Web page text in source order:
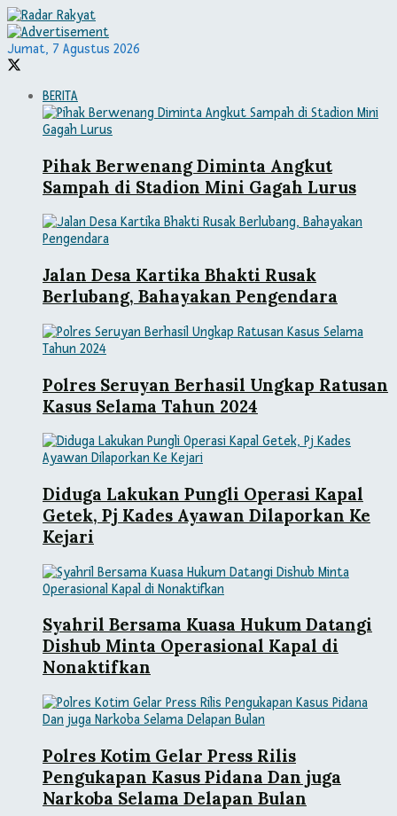
Jumat, 7 Agustus 2026
BERITA
Pihak Berwenang Diminta Angkut
Sampah di Stadion Mini Gagah Lurus
Jalan Desa Kartika Bhakti Rusak
Berlubang, Bahayakan Pengendara
Polres Seruyan Berhasil Ungkap Ratusan
Kasus Selama Tahun 2024
Diduga Lakukan Pungli Operasi Kapal
Getek, Pj Kades Ayawan Dilaporkan Ke
Kejari
Syahril Bersama Kuasa Hukum Datangi
Dishub Minta Operasional Kapal di
Nonaktifkan
Polres Kotim Gelar Press Rilis
Pengukapan Kasus Pidana Dan juga
Narkoba Selama Delapan Bulan